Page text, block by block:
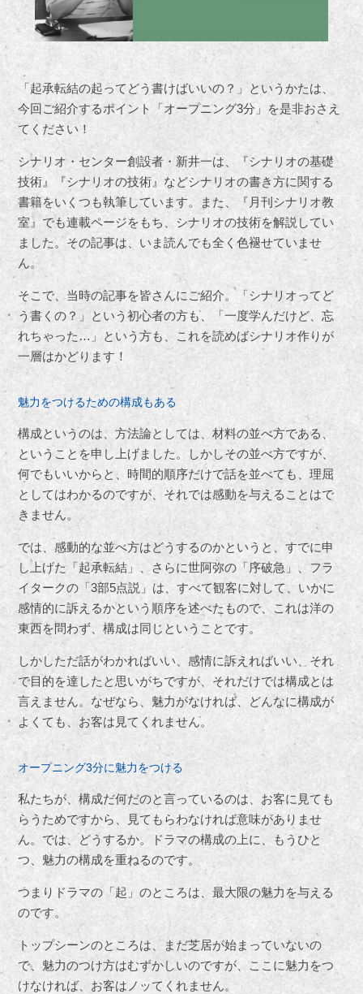
「起承転結の起ってどう書けばいいの？」というかたは、
今回ご紹介するポイント「オープニング3分」を是非おさえ
てください！
シナリオ・センター創設者・新井一は、『シナリオの基礎
技術』『シナリオの技術』などシナリオの書き方に関する
書籍をいくつも執筆しています。また、『月刊シナリオ教
室』でも連載ページをもち、シナリオの技術を解説してい
ました。その記事は、いま読んでも全く色褪せていませ
ん。
そこで、当時の記事を皆さんにご紹介。「シナリオってど
う書くの？」という初心者の方も、「一度学んだけど、忘
れちゃった…」という方も、これを読めばシナリオ作りが
一層はかどります！
魅力をつけるための構成もある
構成というのは、方法論としては、材料の並べ方である、
ということを申し上げました。しかしその並べ方ですが、
何でもいいからと、時間的順序だけで話を並べても、理屈
としてはわかるのですが、それでは感動を与えることはで
きません。
では、感動的な並べ方はどうするのかというと、すでに申
し上げた「起承転結」、さらに世阿弥の「序破急」、フラ
イタークの「3部5点説」は、すべて観客に対して、いかに
感情的に訴えるかという順序を述べたもので、これは洋の
東西を問わず、構成は同じということです。
しかしただ話がわかればいい、感情に訴えればいい、それ
で目的を達したと思いがちですが、それだけでは構成とは
言えません。なぜなら、魅力がなければ、どんなに構成が
よくても、お客は見てくれません。
オープニング3分に魅力をつける
私たちが、構成だ何だのと言っているのは、お客に見ても
らうためですから、見てもらわなければ意味がありませ
ん。では、どうするか。ドラマの構成の上に、もうひと
つ、魅力の構成を重ねるのです。
つまりドラマの「起」のところは、最大限の魅力を与える
のです。
トップシーンのところは、まだ芝居が始まっていないの
で、魅力のつけ方はむずかしいのですが、ここに魅力をつ
けなければ、お客はノッてくれません。